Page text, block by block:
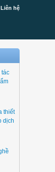
Liên hệ
tác
thiết
dịch